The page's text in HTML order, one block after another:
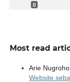
0
Most read
Arie
Website